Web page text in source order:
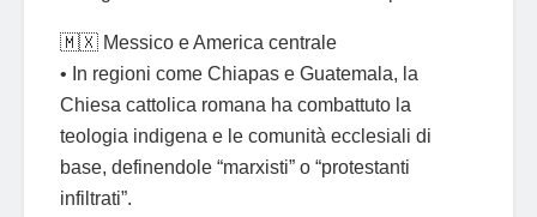
🇲🇽 Messico e America centrale
• In regioni come Chiapas e Guatemala, la
Chiesa cattolica romana ha combattuto la
teologia indigena e le comunità ecclesiali di
base, definendole “marxisti” o “protestanti
infiltrati”.